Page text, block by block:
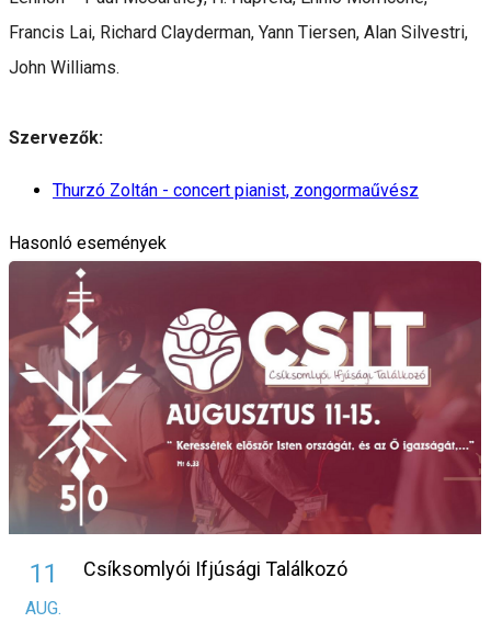
Francis Lai, Richard Clayderman, Yann Tiersen, Alan Silvestri,
John Williams.
Szervezők:
Thurzó Zoltán - concert pianist, zongormaűvész
Hasonló események
11
AUG.
Csíksomlyói Ifjúsági Találkozó